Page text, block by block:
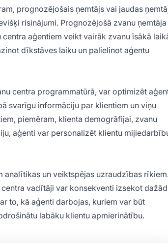
prognozējošais ņemtājs vai jaudas
risinājumi. Prognozējošā zvanu
aģentiem veikt vairāk zvanu īsākā
dīkstāves laiku un palielinot aģentu
centra programmatūrā, var optimizēt
svarīgu informāciju par klientiem un viņu
piemēram, klienta demogrāfijai, zvanu
aģenti var personalizēt klientu
analītikas un veiktspējas uzraudzības
vadītāji var konsekventi izsekot
to, kā aģenti darbojas, kuriem var būt
labāku klientu apmierinātību.